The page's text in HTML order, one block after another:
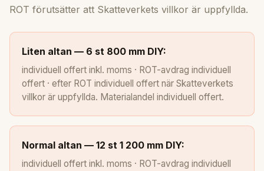
ROT förutsätter att Skatteverkets villkor är uppfyllda.
Liten altan — 6 st 800 mm DIY:
individuell offert inkl. moms · ROT-avdrag individuell
offert · efter ROT individuell offert när Skatteverkets
villkor är uppfyllda. Materialandel individuell offert.
Normal altan — 12 st 1 200 mm DIY:
individuell offert inkl. moms · ROT-avdrag individuell